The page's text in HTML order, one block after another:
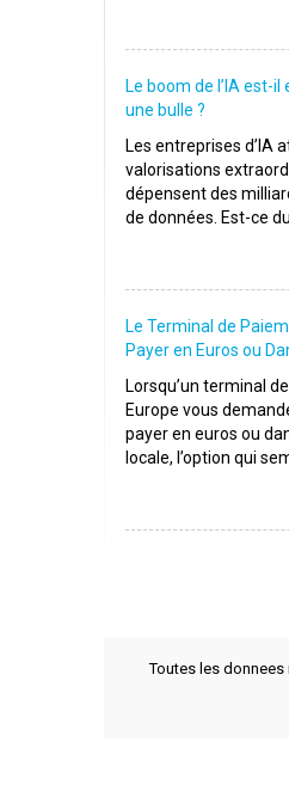
Le boom de l’IA est-
une bulle ?
Les entreprises d’IA
valorisations
dépensent des
de données. Est-ce
Le Terminal de
Payer en Euros ou
Lorsqu’un terminal
Europe vous
payer en euros ou
locale, l’option qui
Toutes les donnees